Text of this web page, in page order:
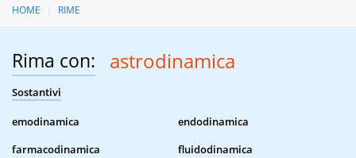
HOME RIME
Rima con: astrodinamica
Sostantivi
emodinamica
endodinamica
farmacodinamica
fluidodinamica